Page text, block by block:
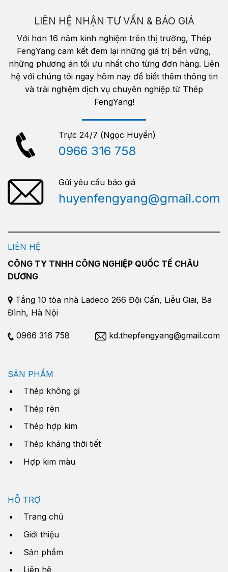
LIÊN HỆ NHẬN TƯ VẤN & BÁO GIÁ
Với hơn 16 năm kinh nghiệm trên thị trường, Thép
FengYang cam kết đem lại những giá trị bền vững,
những phương án tối ưu nhất cho từng đơn hàng. Liên
hệ với chúng tôi ngay hôm nay để biết thêm thông tin
và trải nghiệm dịch vụ chuyên nghiệp từ Thép
FengYang!
Trực 24/7 (Ngọc Huyền)
0966 316 758
Gửi yêu cầu báo giá
huyenfengyang@gmail.com
LIÊN HỆ
CÔNG TY TNHH CÔNG NGHIỆP QUỐC TẾ CHÂU
DƯƠNG
Tầng 10 tòa nhà Ladeco 266 Đội Cấn, Liễu Giai, Ba
Đình, Hà Nội
0966 316 758 kd.thepfengyang@gmail.com
SẢN PHẨM
Thép không gỉ
Thép rèn
Thép hợp kim
Thép kháng thời tiết
Hợp kim màu
HỖ TRỢ
Trang chủ
Giới thiệu
Sản phẩm
Liên hệ